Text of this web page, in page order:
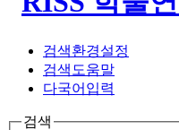
검색환경설정
검색도움말
다국어입력
검색